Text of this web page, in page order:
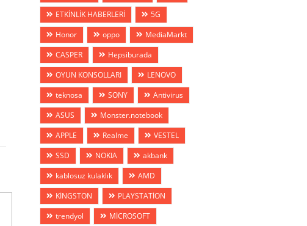
ETKİNLİK HABERLERİ
5G
Honor
oppo
MediaMarkt
CASPER
Hepsiburada
OYUN KONSOLLARI
LENOVO
teknosa
SONY
Antivirus
ASUS
Monster.notebook
APPLE
Realme
VESTEL
SSD
NOKIA
akbank
kablosuz kulaklık
AMD
KİNGSTON
PLAYSTATİON
trendyol
MİCROSOFT